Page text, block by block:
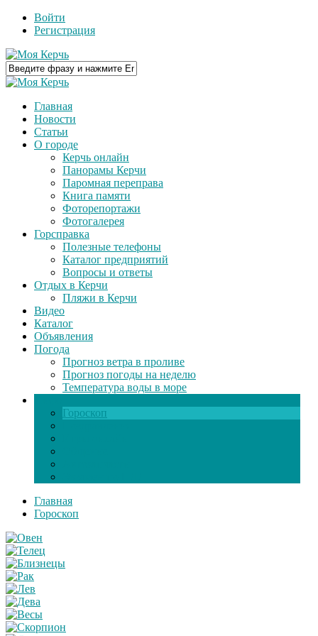
Войти
Регистрация
Главная
Новости
Статьи
О городе
Керчь онлайн
Панорамы Керчи
Паромная переправа
Книга памяти
Фоторепортажи
Фотогалерея
Горсправка
Полезные телефоны
Каталог предприятий
Вопросы и ответы
Отдых в Керчи
Пляжи в Керчи
Видео
Каталог
Объявления
Погода
Прогноз ветра в проливе
Прогноз погоды на неделю
Температура воды в море
Гороскоп
Главная
Гороскоп